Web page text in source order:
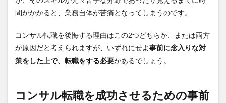
間がかかると、業務自体が苦痛となってしまうのです。
コンサル転職を後悔する理由はこの2つどちらか、または両方
が原因だと考えられますが、いずれにせよ事前に念入りな対
策をした上で、転職をする必要があるでしょう。
コンサル転職を成功させるための事前